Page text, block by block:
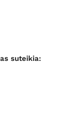
suteikia: